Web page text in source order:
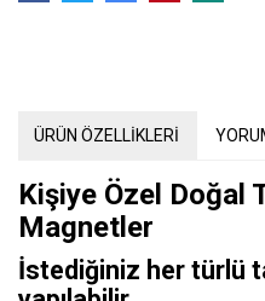
ÜRÜN ÖZELLİKLERİ
Kişiye Özel Doğal
Magnetler
İstediğiniz her türlü